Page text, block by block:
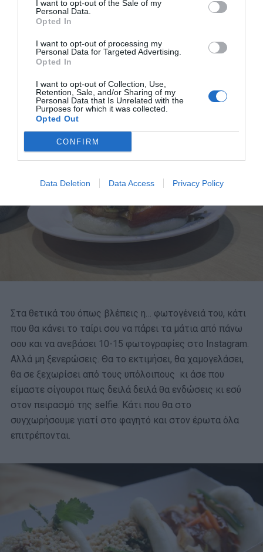
I want to opt-out of the Sale of my
Personal Data.
Opted In
I want to opt-out of processing my
Personal Data for Targeted Advertising.
Opted In
I want to opt-out of Collection, Use,
Retention, Sale, and/or Sharing of my
Personal Data that Is Unrelated with the
Purposes for which it was collected.
Opted Out
CONFIRM
Data Deletion Data Access Privacy Policy
κατάφερε να κατακτήσει όλο τον πλανήτη. Το
“ταϊβανέζικο χάμπουργκερ” όπως το αποκαλούν οι
χοιρινή πανσέτα μαριναρισμένη σε σόγια και μπαχαρικά,
συνοδεία φυστικιών και chili. Πιστέψτε μας, είναι
μεγαλύτερη κόλαση από ότι ακούγεται.
Στα θετικά του όπως βλέπεις η… φωτογένειά του, κάτι
που θα κάνει το ταίρι σου να πάρει τα μάτια από πάνω
σου και να ανεβάσει 10-15 φωτογραφίες στο Instagram.
Αλλά μη ξενερώσεις. Θα το εκτιμήσει, θα χαμογελάσει,
θα σε ξεχωρίσει από τους υπόλοιπους κι άσε που
είμαστε σίγουροι πως δειλά δειλά θα ενδώσεις κι εσύ
στον πειρασμό της selfie. Κάτι που θα στο
συγχωρήσουμε γιατί στο φαγητό και στον έρωτα όλα
επιτρέπονται.